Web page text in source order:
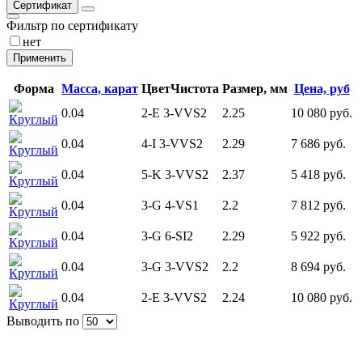
Сертификат
Фильтр по сертификату
нет
Форма Масса, карат ЦветЧистота Размер, мм Цена, руб
Круглый 0.04 2-E 3-VVS2 2.25 10 080 руб.
Круглый 0.04 4-I 3-VVS2 2.29 7 686 руб.
Круглый 0.04 5-K 3-VVS2 2.37 5 418 руб.
Круглый 0.04 3-G 4-VS1 2.2 7 812 руб.
Круглый 0.04 3-G 6-SI2 2.29 5 922 руб.
Круглый 0.04 3-G 3-VVS2 2.2 8 694 руб.
Круглый 0.04 2-E 3-VVS2 2.24
10 080 руб.
Выводить по